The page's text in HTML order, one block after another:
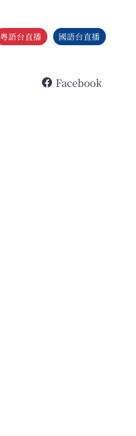
粵語台直播 國語台直播
Facebook